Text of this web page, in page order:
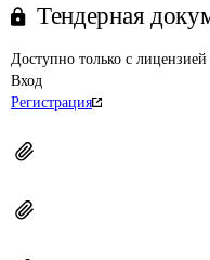
Тендерная
Доступно только с
Вход
Регистрация